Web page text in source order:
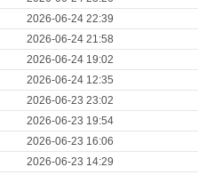
2026-06-24 22:39
2026-06-24 21:58
2026-06-24 19:02
2026-06-24 12:35
2026-06-23 23:02
2026-06-23 19:54
2026-06-23 16:06
2026-06-23 14:29